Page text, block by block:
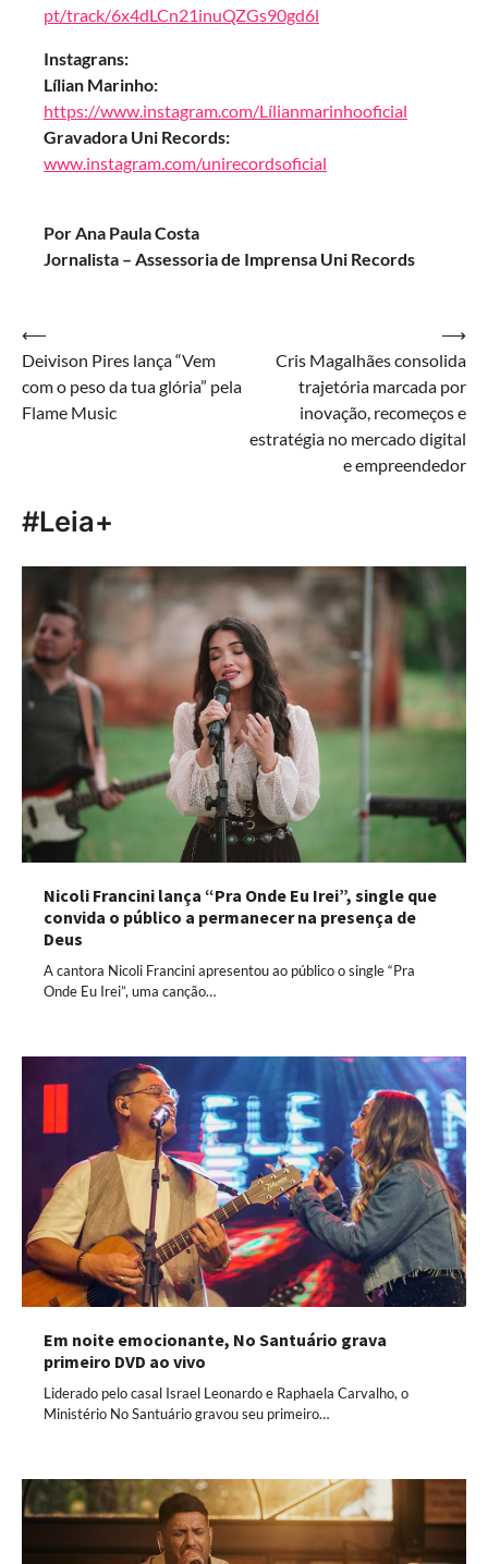
pt/track/6x4dLCn21inuQZGs90gd6l
Instagrans:
Lílian Marinho:
https://www.instagram.com/Lílianmarinhooficial
Gravadora Uni Records:
www.instagram.com/unirecordsoficial
Por Ana Paula Costa
Jornalista – Assessoria de Imprensa Uni Records
Navegação
de
Post
⟵
Deivison Pires lança “Vem
com o peso da tua glória” pela
Flame Music
Cris Magalhães consolida
trajetória marcada por
inovação, recomeços e
estratégia no mercado digital
e empreendedor
⟶
#Leia+
Nicoli Francini lança “Pra Onde Eu Irei”, single que
convida o público a permanecer na presença de
Deus
A cantora Nicoli Francini apresentou ao público o single “Pra
Onde Eu Irei”, uma canção…
Em noite emocionante, No Santuário grava
primeiro DVD ao vivo
Liderado pelo casal Israel Leonardo e Raphaela Carvalho, o
Ministério No Santuário gravou seu primeiro…